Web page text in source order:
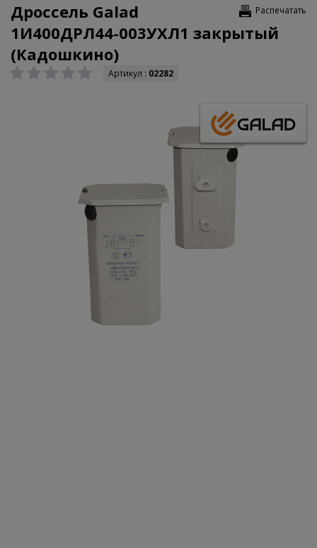
Распечатать
Дроссель Galad
1И400ДРЛ44-003УХЛ1 закрытый
(Кадошкино)
Артикул : 02282